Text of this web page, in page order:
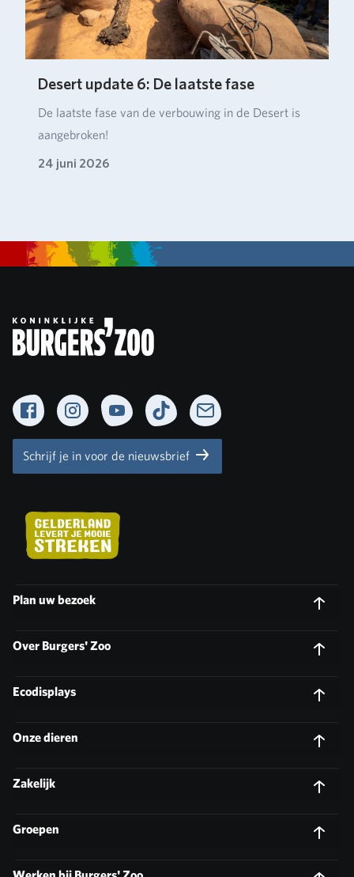
Desert update 6: De laatste fase
De laatste fase van de verbouwing in de Desert is
aangebroken!
24 juni 2026
FacebookInstagramYouTubeTikTok Newsletter
Schrijf je in voor de nieuwsbrief
Plan uw bezoek
Over Burgers' Zoo
Ecodisplays
Onze dieren
Zakelijk
Groepen